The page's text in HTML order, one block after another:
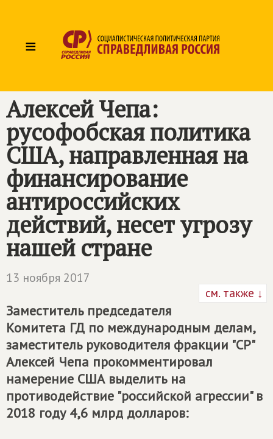
≡
Алексей Чепа:
русофобская политика
США, направленная на
финансирование
антироссийских
действий, несет угрозу
нашей стране
13 ноября 2017
см. также ↓
Заместитель председателя
Комитета ГД по международным делам,
заместитель руководителя фракции "СР"
Алексей Чепа прокомментировал
намерение США выделить на
противодействие "российской агрессии" в
2018 году 4,6 млрд долларов: